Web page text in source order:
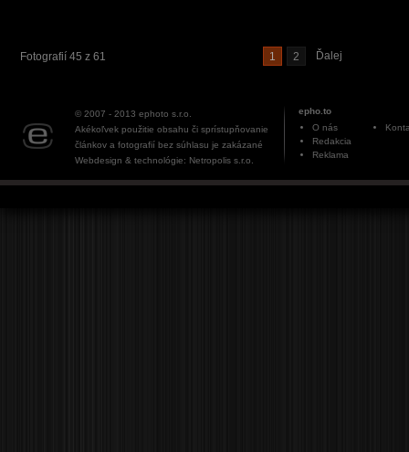
Fotografií 45 z 61 1 2 Ďalej
© 2007 - 2013 ephoto s.r.o.
Akékoľvek použitie obsahu či sprístupňovanie
článkov a fotografií bez súhlasu je zakázané
Webdesign & technológie: Netropolis s.r.o.
epho.to
O nás
Redakcia
Reklama